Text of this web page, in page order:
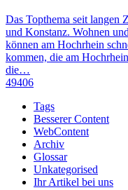
Das Topthema seit langen
und Konstanz. Wohnen
können am Hochrhein
kommen, die am
die…
49406
Tags
Besserer Content
WebContent
Archiv
Glossar
Unkategorised
Ihr Artikel bei uns